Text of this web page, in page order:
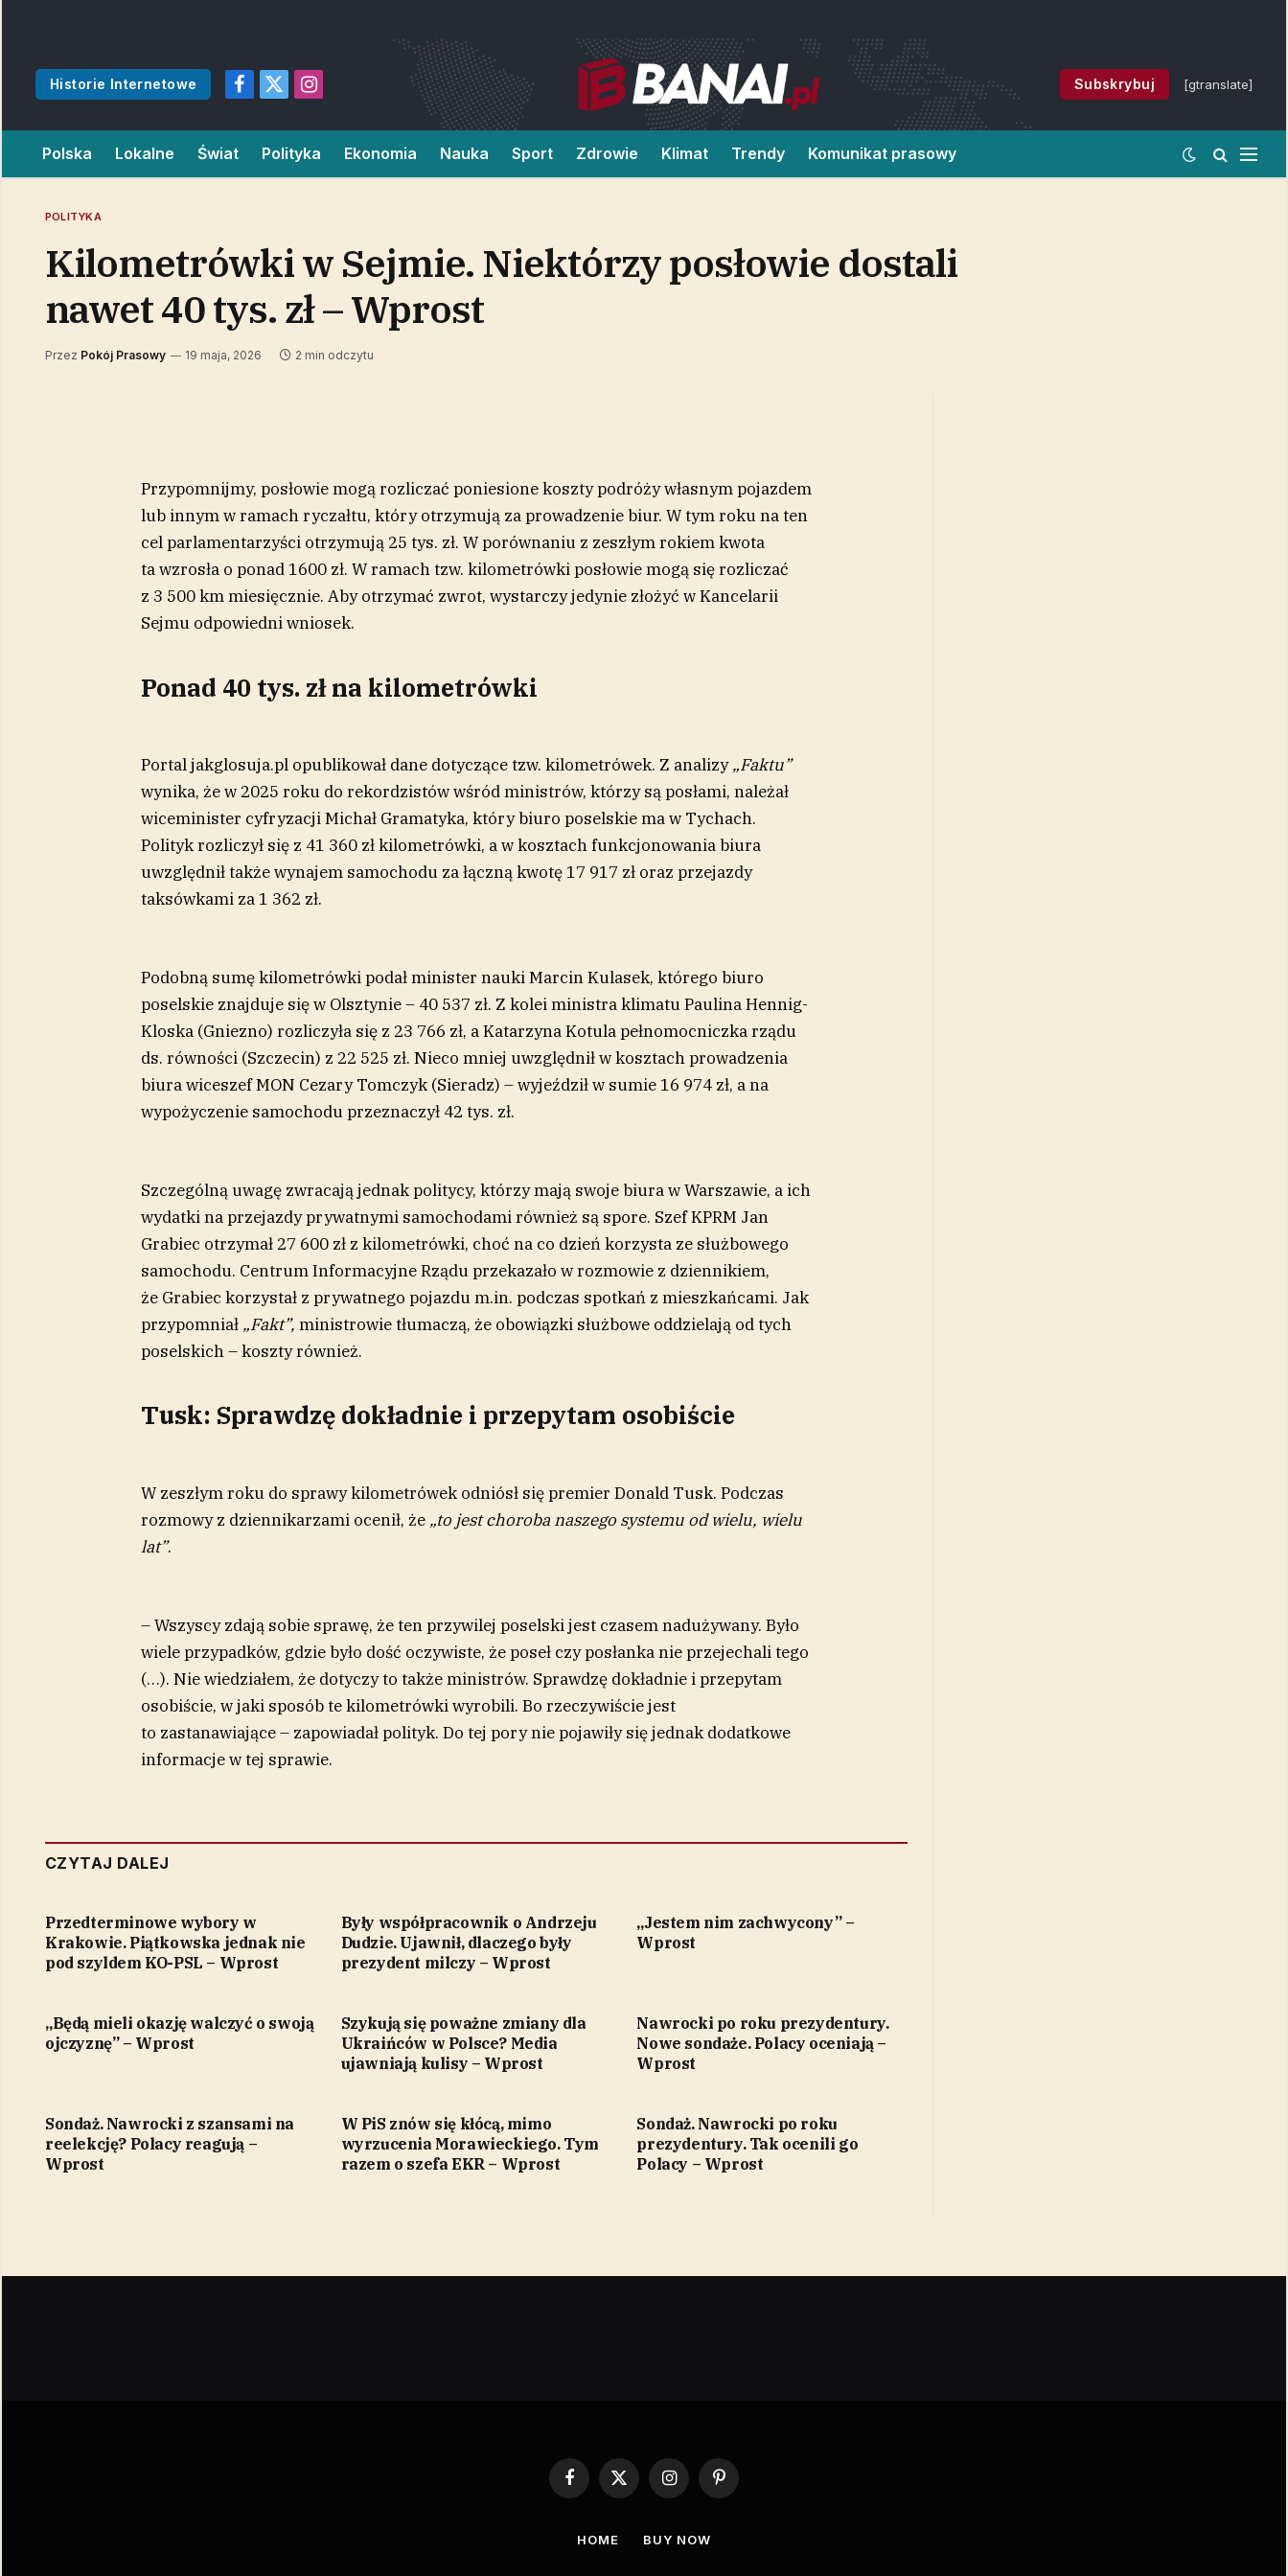
Historie Internetowe
Facebook
X
Instagram
Subskrybuj [gtranslate]
Polska Lokalne Świat Polityka Ekonomia Nauka Sport Zdrowie Klimat Trendy Komunikat prasowy
POLITYKA
Kilometrówki w Sejmie. Niektórzy posłowie dostali
nawet 40 tys. zł – Wprost
Przez Pokój Prasowy 19 maja, 2026 2 min odczytu
Przypomnijmy, posłowie mogą rozliczać poniesione koszty podróży własnym pojazdem
lub innym w ramach ryczałtu, który otrzymują za prowadzenie biur. W tym roku na ten
cel parlamentarzyści otrzymują 25 tys. zł. W porównaniu z zeszłym rokiem kwota
ta wzrosła o ponad 1600 zł. W ramach tzw. kilometrówki posłowie mogą się rozliczać
z 3 500 km miesięcznie. Aby otrzymać zwrot, wystarczy jedynie złożyć w Kancelarii
Sejmu odpowiedni wniosek.
Ponad 40 tys. zł na kilometrówki
Portal jakglosuja.pl opublikował dane dotyczące tzw. kilometrówek. Z analizy„Faktu”
wynika, że w 2025 roku do rekordzistów wśród ministrów, którzy są posłami, należał
wiceminister cyfryzacji Michał Gramatyka, który biuro poselskie ma w Tychach.
Polityk rozliczył się z 41 360 zł kilometrówki, a w kosztach funkcjonowania biura
uwzględnił także wynajem samochodu za łączną kwotę 17 917 zł oraz przejazdy
taksówkami za 1 362 zł.
Podobną sumę kilometrówki podał minister nauki Marcin Kulasek, którego biuro
poselskie znajduje się w Olsztynie – 40 537 zł. Z kolei ministra klimatu Paulina Hennig-
Kloska (Gniezno) rozliczyła się z 23 766 zł, a Katarzyna Kotula pełnomocniczka rządu
ds. równości (Szczecin) z 22 525 zł. Nieco mniej uwzględnił w kosztach prowadzenia
biura wiceszef MON Cezary Tomczyk (Sieradz) – wyjeździł w sumie 16 974 zł, a na
wypożyczenie samochodu przeznaczył 42 tys. zł.
Szczególną uwagę zwracają jednak politycy, którzy mają swoje biura w Warszawie, a ich
wydatki na przejazdy prywatnymi samochodami również są spore. Szef KPRM Jan
Grabiec otrzymał 27 600 zł z kilometrówki, choć na co dzień korzysta ze służbowego
samochodu. Centrum Informacyjne Rządu przekazało w rozmowie z dziennikiem,
że Grabiec korzystał z prywatnego pojazdu m.in. podczas spotkań z mieszkańcami. Jak
przypomniał „Fakt”, ministrowie tłumaczą, że obowiązki służbowe oddzielają od tych
poselskich – koszty również.
Tusk: Sprawdzę dokładnie i przepytam osobiście
W zeszłym roku do sprawy kilometrówek odniósł się premier Donald Tusk. Podczas
rozmowy z dziennikarzami ocenił, że „to jest choroba naszego systemu od wielu, wielu
lat”.
– Wszyscy zdają sobie sprawę, że ten przywilej poselski jest czasem nadużywany. Było
wiele przypadków, gdzie było dość oczywiste, że poseł czy posłanka nie przejechali tego
(…). Nie wiedziałem, że dotyczy to także ministrów. Sprawdzę dokładnie i przepytam
osobiście, w jaki sposób te kilometrówki wyrobili. Bo rzeczywiście jest
to zastanawiające – zapowiadał polityk. Do tej pory nie pojawiły się jednak dodatkowe
informacje w tej sprawie.
CZYTAJ DALEJ
Przedterminowe wybory w
Krakowie. Piątkowska jednak nie
pod szyldem KO-PSL – Wprost
Były współpracownik o Andrzeju
Dudzie. Ujawnił, dlaczego były
prezydent milczy – Wprost
„Jestem nim zachwycony” –
Wprost
„Będą mieli okazję walczyć o swoją
ojczyznę” – Wprost
Szykują się poważne zmiany dla
Ukraińców w Polsce? Media
ujawniają kulisy – Wprost
Nawrocki po roku prezydentury.
Nowe sondaże. Polacy oceniają –
Wprost
Sondaż. Nawrocki z szansami na
reelekcję? Polacy reagują –
Wprost
W PiS znów się kłócą, mimo
wyrzucenia Morawieckiego. Tym
razem o szefa EKR – Wprost
Sondaż. Nawrocki po roku
prezydentury. Tak ocenili go
Polacy – Wprost
Facebook
X
(Twitter)
InstagramPinterest
HOME BUY NOW